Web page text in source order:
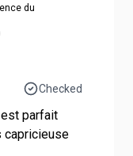
du
Checked
parfait
capricieuse